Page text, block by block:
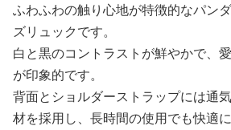
ふわふわの触り心地が特徴的なパン
ズリュックです。
白と黒のコントラストが鮮やかで、
が印象的です。
背面とショルダーストラップには通
材を採用し、長時間の使用でも快適に